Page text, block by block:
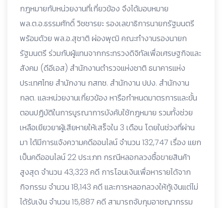
กฎหมายกับหน่วยงานที่เกี่ยวข้อง จึงได้มอบหมาย
พล.ต.อ.ธรรมศักดิ์ วิชชารยะ รองเลขาธิการนายกรัฐมนตรี
พร้อมด้วย พล.อ.สุชาติ ผ่องพุฒิ คณะทำงานรองนายก
รัฐมนตรี ร่วมกับผู้แทนจากกระทรวงดิจิทัลเพื่อเศรษฐกิจและ
สังคม (ดีอีเอส) สำนักงานตำรวจแห่งชาติ ธนาคารแห่ง
ประเทศไทย สำนักงาน กสทช. สำนักงาน ปปง. สำนักงาน
กลต. และหน่วยงานเกี่ยวข้อง หารือกำหนดมาตรการและขั้น
ตอนปฏิบัติในการบูรณาการบังคับใช้กฎหมาย รวมทั้งช่วย
เหลือเยียวยาผู้เสียหายให้เสร็จใน 3 เดือน โดยในช่วงที่ผ่าน
มา ได้มีการแจ้งความคดีออนไลน์ จำนวน 132,747 เรื่อง แยก
เป็นคดีออนไลน์ 22 ประเภท กรณีหลอกลวงซื้อขายสินค้า
สูงสุด จำนวน 43,323 คดี การโอนเงินเพื่อหารายได้จาก
กิจกรรม จำนวน 18,143 คดี และการหลอกลวงให้กู้เงินแต่ไม่
ได้รับเงิน จำนวน 15,887 คดี สามารถจับกุมอาชญากรรม